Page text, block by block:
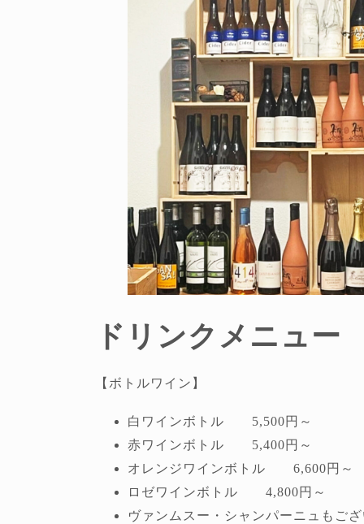
ドリンクメニュー
【ボトルワイン】
白ワインボトル 5,500円～
赤ワインボトル 5,400円～
オレンジワインボトル 6,600円～
ロゼワインボトル 4,800円～
ヴァンムスー・シャンパーニュもご